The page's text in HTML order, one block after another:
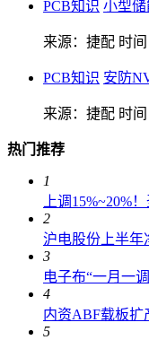
PCB知识 小型
来源：捷配 时
PCB知识 安防
来源：捷配 时
热门推荐
1
上调15%~20%
2
沪电股份上半年
3
电子布“一月一
4
内资ABF载板扩
5